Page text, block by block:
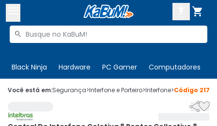

Buscar produtos

Black Ninja Hardware PC Gamer Computadores
 Olá. Acesse sua conta

Você está em:Segurança>Interfone e Porteiro>Interfone>Código
